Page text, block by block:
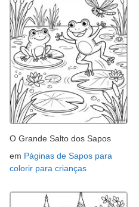
O Grande Salto dos Sapos
em Páginas de Sapos para
colorir para crianças